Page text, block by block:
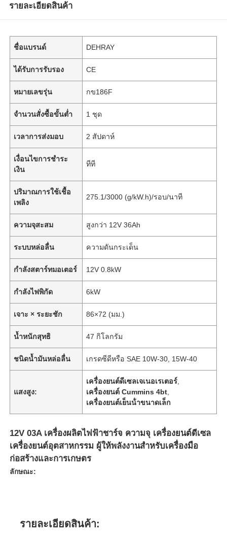
รายละเอียดสินค้า
ชื่อแบรนด์ DEHRAY
ได้รับการรับรอง CE
หมายเลขรุ่น กข186F
จำนวนสั่งซื้อขั้นต่ำ 1 ชุด
เวลาการส่งมอบ 2 สัปดาห์
เงื่อนไขการชำระ
เงิน
ทีที
ปริมาณการใช้เชื้อ
เพลิง
275.1/3000 (g/kW.h)/รอบ/นาที
ความจุสะสม สูงกว่า 12V 36Ah
ระบบหล่อลื่น ความดันกระเด็น
กำลังสตาร์ทมอเตอร์ 12V 0.8kW
กำลังไฟพิกัด 6kW
เจาะ × ระยะชัก 86×72 (มม.)
น้ำหนักสุทธิ 47 กิโลกรัม
ชนิดน้ำมันหล่อลื่น เกรดซีดีหรือ SAE 10W-30, 15W-40
แสงสูง:
เครื่องยนต์ดีเซลเจเนอเรเตอร์
เครื่องยนต์ Cummins 4bt
เครื่องยนต์เย็นน้ําขนาดเล็ก
12V 03A เครื่องผลิตไฟฟ้าชาร์จ ความจุ เครื่องยนต์ดีเซล
เครื่องยนต์อุตสาหกรรม ผู้ให้พลังงานสําหรับเครื่องมือ
ก่อสร้างและการเกษตร
ลักษณะ:
รายละเอียดสินค้า: